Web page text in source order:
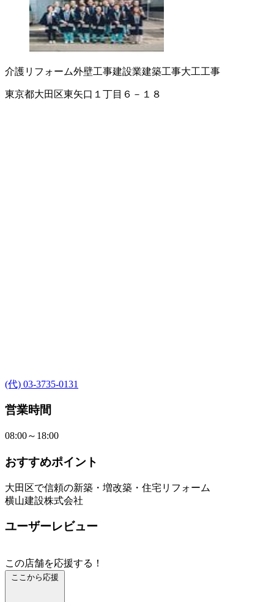
介護リフォーム外壁工事建設業建築工事大工工事
東京都大田区東矢口１丁目６－１８
(代) 03-3735-0131
営業時間
08:00～18:00
おすすめポイント
大田区で信頼の新築・増改築・住宅リフォーム
横山建設株式会社
ユーザーレビュー
この店舗を応援する！
ここから応援